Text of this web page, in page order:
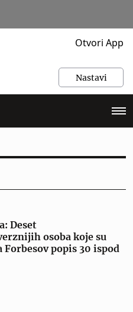
Otvori App
Nastavi
Deset
osoba koje su
Forbesov popis 30 ispod